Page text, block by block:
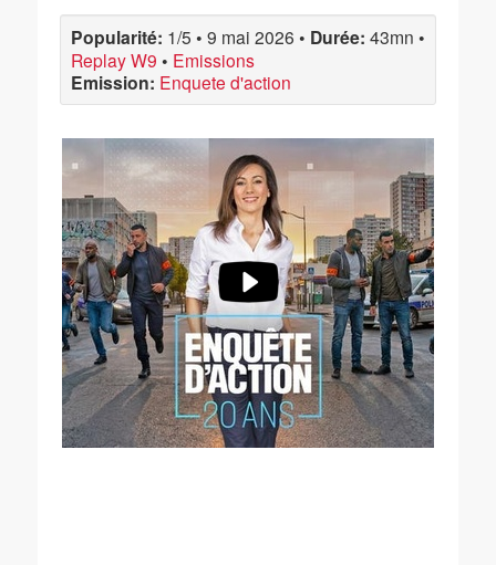
Popularité: 1/5 • 9 mai 2026 • Durée: 43mn •
Replay W9 • Emissions
Emission: Enquete d'action